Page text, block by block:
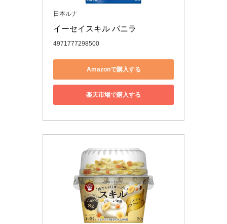
日本ルナ
イーセイスキル バニラ
4971777298500
Amazonで購入する
楽天市場で購入する